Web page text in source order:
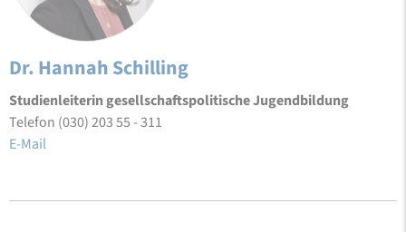
Dr. Hannah Schilling
Studienleiterin gesellschaftspolitische Jugendbildung
Telefon (030) 203 55 - 311
E-Mail